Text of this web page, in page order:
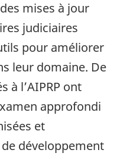
mises à jour
judiciaires
pour améliorer
leur domaine. De
à l’AIPRP ont
approfondi
et
développement